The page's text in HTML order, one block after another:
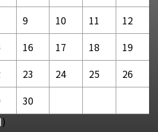
9 10 11
12
16 17 18
19
23 24 25
26
30
)